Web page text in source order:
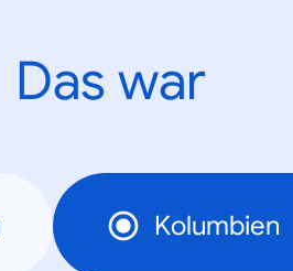
Das war
Kolumbien